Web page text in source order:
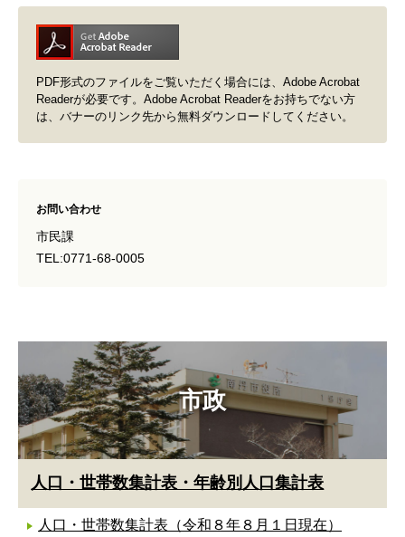
市政
人口・世帯数集計表・年齢別人口集計表
人口・世帯数集計表（令和８年８月１日現在）
PDF形式のファイルをご覧いただく場合には、Adobe Acrobat
Readerが必要です。Adobe Acrobat Readerをお持ちでない方
は、バナーのリンク先から無料ダウンロードしてください。
お問い合わせ
市民課
TEL:0771-68-0005